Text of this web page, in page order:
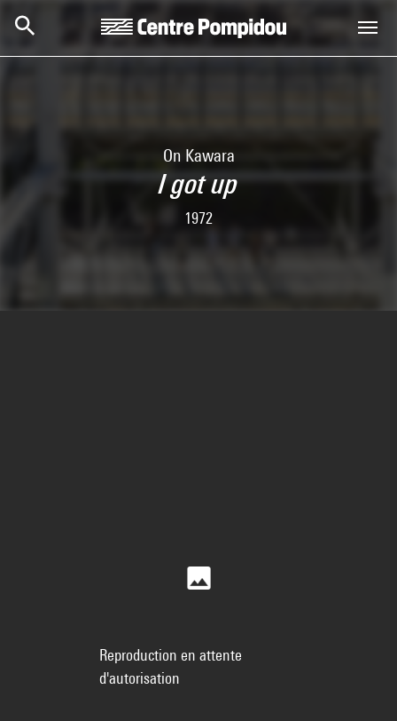
On Kawara
I got up
1972
Reproduction en attente
d'autorisation